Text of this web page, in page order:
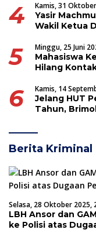
4 Kamis, 31
Yasir
Wakil Ketua
5 Minggu, 25 Juni
Mahasiswa
Hilang
6 Kamis, 14
Jelang HUT
Tahun,
Berita Kriminal
Selasa, 28 Oktober 2025,
LBH Ansor dan
ke Polisi atas